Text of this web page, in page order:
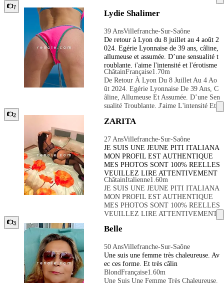
affinée aux personnes en quête d’une pré
urance. ♡ Toujours souriante, parfaitem
ent soignée et d’un professionnalisme irr
éprochable, je sait créer une atmosphère
à la fois glamour, agréable et profondém
ent complice. ☎️contact whatsapp 06785
36888
Lumine Chaque Instant ♡ Chaque Renco
Ntre Devient Une Expérience Raffinée,
Stingue Par Son Attitude Libre, Son Ouv
Erture D’esprit Et Son Sens Inné De La
Séduction Chic. ♡ Bisexuelle Et Liberti
Ne, J’offre Une Compagnie Raffinée Au
X Personnes En Quête D’une Présence C
Aptivante, Moderne Et Pleine D’assuranc
E. ♡ Toujours Souriante, Parfaitement S
Oignée Et D’un Professionnalisme Irrépr
Ochable, Je Sait Créer Une Atmosphère
À La Fois Glamour, Agréable Et Profon
Dément Complice. ☎️contact Whatsapp
7
Lydie Shalimer
39 AnsVillefranche-Sur-Saône
De retour à Lyon du 8 juillet au 4 août 2
024. Egérie Lyonnaise de 39 ans, câline,
allumeuse et assumée. D’une sensualité t
roublante, j'aime l'intensité et l'érotisme
des premières rencontres. Je rencontre u
ne clientèle de choix, le temps d'un insta
nt ou d'une soirée, laisser le feeling s’ins
taller, et la magie opérer Véritable profe
ssionnelle libérée et séduisante, mes qual
rosité et la délicatesse. A découvrir... Fél
ChâtainFrançaise1.70m
De Retour À Lyon Du 8 Juillet Au 4 Ao
Ût 2024. Egérie Lyonnaise De 39 Ans, C
Âline, Allumeuse Et Assumée. D’une Sen
Sualité Troublante, J'aime L'intensité Et
L'érotisme Des Premières Rencontres. Je
Rencontre Une Clientèle De Choix, Le T
Ser Le Feeling S’installer, Et La Magie
Opérer Véritable Professionnelle Libérée
Et Séduisante, Mes Qualités Principales
Sont La Discrétion, La Générosité Et La
Délicatesse. A Découvrir... Féline, Tendr
E Et Super Sexy.
2
ZARITA
27 AnsVillefranche-Sur-Saône
JE SUIS UNE JEUNE PITI ITALIANA
MON PROFIL EST AUTHENTIQUE
MES PHOTOS SONT 100% REELLES
VEUILLEZ LIRE ATTENTIVEMENT
MON TEXTE EN ENTIER ET SUIVR
E LES INSTRUCTIONS AVANT DE M
E CONTACTER PAR TELEPHONE S
VP! MERCI
ChâtainItalienne1.60m
JE SUIS UNE JEUNE PITI ITALIANA
MON PROFIL EST AUTHENTIQUE
MES PHOTOS SONT 100% REELLES
VEUILLEZ LIRE ATTENTIVEMENT
MON TEXTE EN ENTIER ET SUIVR
E LES INSTRUCTIONS AVANT DE M
VP! MERCI
3
Belle
50 AnsVillefranche-Sur-Saône
Une suis une femme très chaleureuse. Av
ec ces forme. Et très câlin
BlondFrançaise1.60m
Une Suis Une Femme Très Chaleureuse.